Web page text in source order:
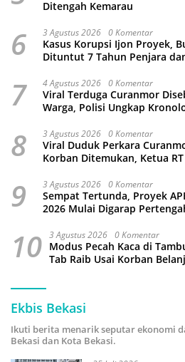
Ditengah Kemarau
6 3 Agustus 2026 0 Komentar
Kasus Korupsi Ijon Proyek,
Dituntut 7 Tahun Penjara
7 4 Agustus 2026 0 Komentar
Viral Terduga Curanmor
Warga, Polisi Ungkap
8 3 Agustus 2026 0 Komentar
Viral Duduk Perkara
Korban Ditemukan, Ketua
9 3 Agustus 2026 0 Komentar
Sempat Tertunda, Proyek
2026 Mulai Digarap
10 3 Agustus 2026 0 Komentar
Modus Pecah Kaca di
Tab Raib Usai Korban
Ekbis Bekasi
Ikuti berita menarik seputar ekonomi
Bekasi dan Kota Bekasi.